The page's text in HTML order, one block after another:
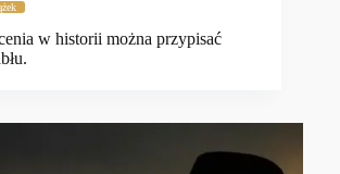
w historii można przypisać